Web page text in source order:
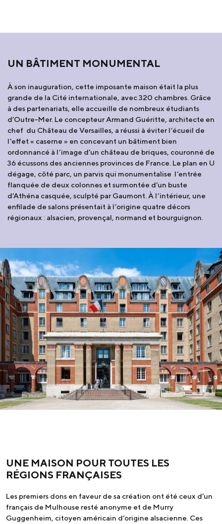
UN BÂTIMENT MONUMENTAL
À son inauguration, cette imposante maison était la plus
grande de la Cité internationale, avec 320 chambres. Grâce
à des partenariats, elle accueille de nombreux étudiants
d’Outre-Mer. Le concepteur Armand Guéritte, architecte en
chef du Château de Versailles, a réussi à éviter l’écueil de
l’effet « caserne » en concevant un bâtiment bien
ordonnancé à l’image d’un château de briques, couronné de
36 écussons des anciennes provinces de France. Le plan en U
dégage, côté parc, un parvis qui monumentalise l’entrée
flanquée de deux colonnes et surmontée d’un buste
d’Athéna casquée, sculpté par Gaumont. À l’intérieur, une
enfilade de salons présentait à l’origine quatre décors
régionaux : alsacien, provençal, normand et bourguignon.
UNE MAISON POUR TOUTES LES
RÉGIONS FRANÇAISES
Les premiers dons en faveur de sa création ont été ceux d’un
français de Mulhouse resté anonyme et de Murry
Guggenheim, citoyen américain d’origine alsacienne. Ces